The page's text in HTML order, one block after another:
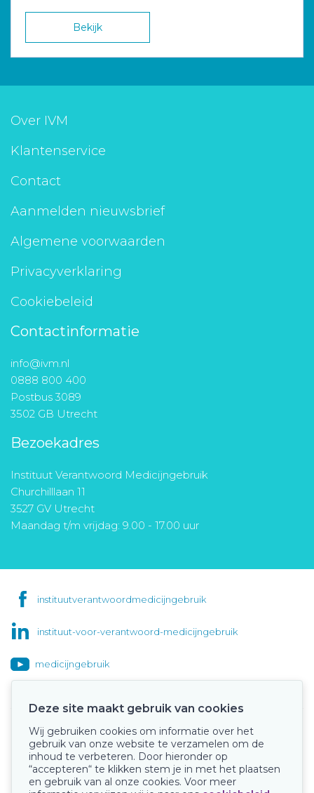
Bekijk
Over IVM
Klantenservice
Contact
Aanmelden nieuwsbrief
Algemene voorwaarden
Privacyverklaring
Cookiebeleid
Contactinformatie
info@ivm.nl
0888 800 400
Postbus 3089
3502 GB Utrecht
Bezoekadres
Instituut Verantwoord Medicijngebruik
Churchilllaan 11
3527 GV Utrecht
Maandag t/m vrijdag: 9.00 - 17.00 uur
instituutverantwoordmedicijngebruik
instituut-voor-verantwoord-medicijngebruik
medicijngebruik
Onze keurmerken
Deze site maakt gebruik van cookies
Wij gebruiken cookies om informatie over het
gebruik van onze website te verzamelen om de
inhoud te verbeteren. Door hieronder op
“accepteren“ te klikken stem je in met het plaatsen
en gebruik van al onze cookies. Voor meer